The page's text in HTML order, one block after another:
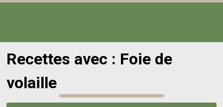
Recettes avec : Foie de
volaille